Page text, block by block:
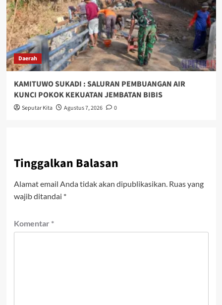
Daerah
KAMITUWO SUKADI : SALURAN PEMBUANGAN AIR
KUNCI POKOK KEKUATAN JEMBATAN BIBIS
Seputar Kita Agustus 7, 2026 0
Tinggalkan Balasan
Alamat email Anda tidak akan dipublikasikan. Ruas yang
wajib ditandai *
Komentar *